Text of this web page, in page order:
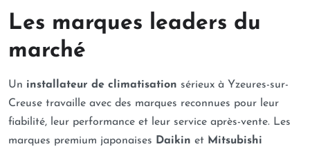
Les marques leaders du
marché
Un installateur de climatisation sérieux à Yzeures-sur-
Creuse travaille avec des marques reconnues pour leur
fiabilité, leur performance et leur service après-vente. Les
marques premium japonaises Daikin et Mitsubishi